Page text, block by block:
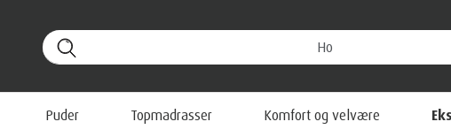
Puder Topmadrasser Komfort og velvære